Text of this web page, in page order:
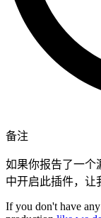
备注
如果你报告了一个
中开启此插件，让
If you don't have